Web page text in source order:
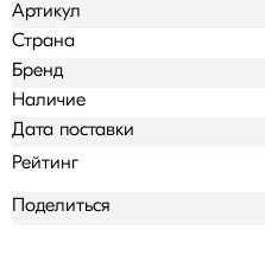
Артикул
Страна
Бренд
Наличие
Дата поставки
Рейтинг
Поделиться